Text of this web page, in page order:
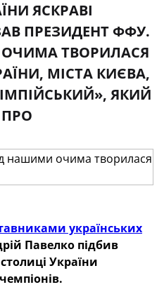
ЯСКРАВІ
ПРЕЗИДЕНТ ФФУ.
ТВОРИЛАСЯ
МІСТА КИЄВА,
ЯКИЙ
українських
Павелко підбив
України